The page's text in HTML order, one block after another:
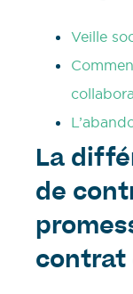
Veille
La
de
contrat